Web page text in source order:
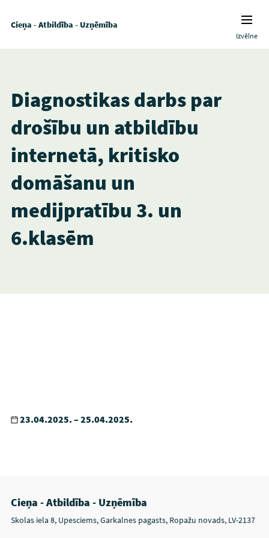
Cieņa - Atbildība - Uzņēmība
Izvēlne
Diagnostikas darbs par
drošību un atbildību
internetā, kritisko
domāšanu un
medijpratību 3. un
6.klasēm
23.04.2025. – 25.04.2025.
Cieņa - Atbildība - Uzņēmība
Skolas iela 8, Upesciems, Garkalnes pagasts, Ropažu novads, LV-2137